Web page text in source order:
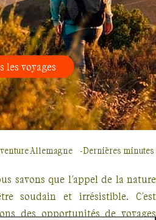
les voyages
Allemagne Dernières minutes
savons que l'appel de la nature
soudain et irrésistible. C'est
des opportunités de voyages